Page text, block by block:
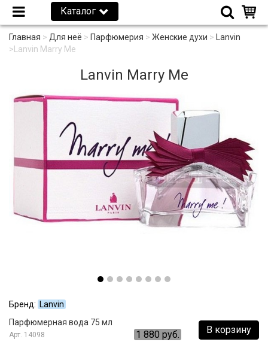
Каталог
Главная > Для неё > Парфюмерия > Женские духи >
Lanvin
> Lanvin Marry Me
Lanvin Marry Me
Бренд: Lanvin
В корзину
Парфюмерная вода 75 мл
14098 1 880 руб.